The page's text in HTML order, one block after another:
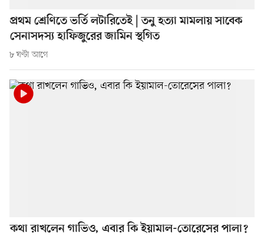
প্রথম শ্রেণিতে ভর্তি লটারিতেই | তনু হত্যা মামলায় সাবেক
সেনাসদস্য হাফিজুরের জামিন স্থগিত
৮ ঘণ্টা আগে
কথা রাখলেন গাভিও, এবার কি ইয়ামাল-তোরেসের পালা?